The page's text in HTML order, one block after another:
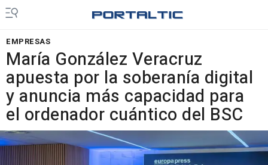
EMPRESAS
María González Veracruz
apuesta por la soberanía digital
y anuncia más capacidad para
el ordenador cuántico del BSC